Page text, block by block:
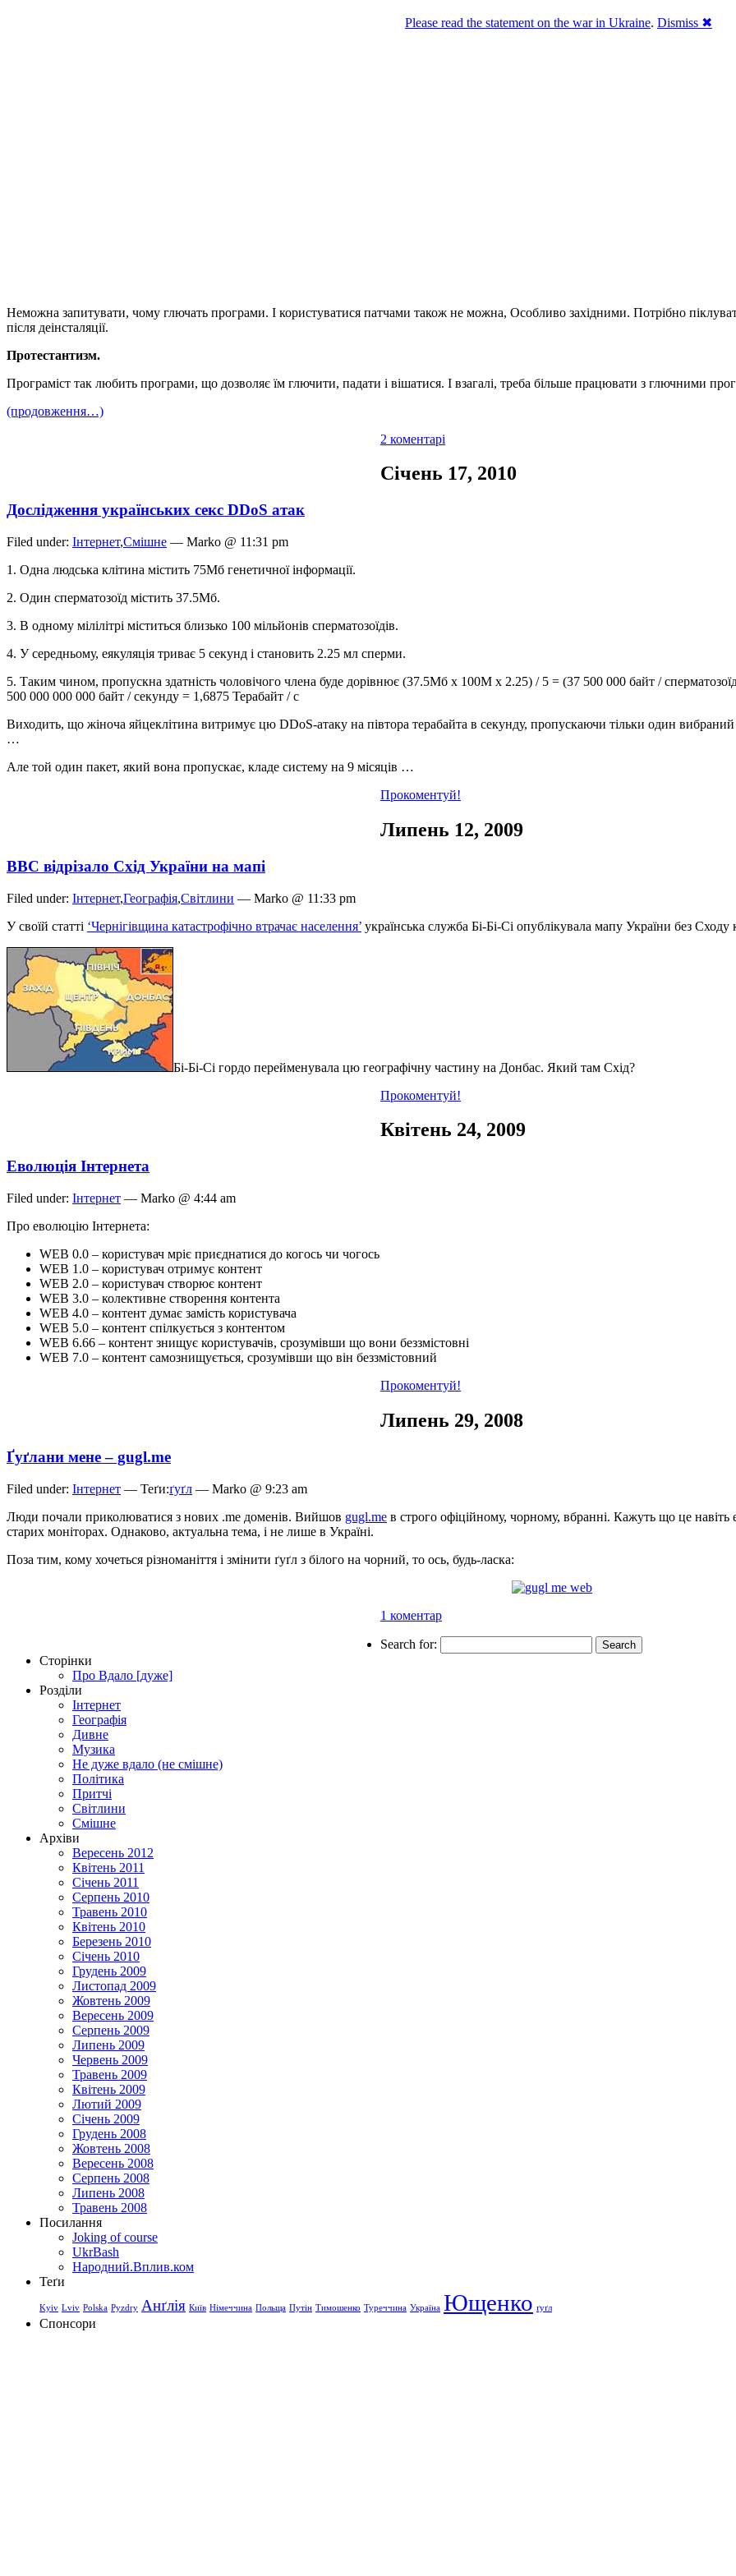
Неможна запитувати, чому глючать програми. І користуватися патчами також не можна, Особливо західними. Потрібно
після деінсталяції.
Протестантизм.
Програміст так любить програми, що дозволяє їм глючити, падати і вішатися. І взагалі, треба більше працювати з глючними
(продовження…)
2 коментарі
Січень 17, 2010
Дослідження українських секс DDoS атак
Filed under: Інтернет,Смішне — Marko @ 11:31 pm
1. Одна людська клітина містить 75Мб генетичної інформації.
2. Один сперматозоїд містить 37.5Мб.
3. В одному мілілітрі міститься близько 100 мільйонів сперматозоїдів.
4. У середньому, еякуляція триває 5 секунд і становить 2.25 мл сперми.
5. Таким чином, пропускна здатність чоловічого члена буде дорівнює (37.5Мб x 100M x 2.25) / 5 = (37 500 000 байт /
500 000 000 000 байт / секунду = 1,6875 Терабайт / с
Виходить, що жіноча яйцеклітина витримує цю DDoS-атаку на півтора терабайта в секунду, пропускаючи тільки один
…
Але той один пакет, який вона пропускає, кладе систему на 9 місяців …
Прокоментуй!
Липень 12, 2009
BBC відрізало Схід України на мапі
Filed under: Інтернет,Географія,Світлини — Marko @ 11:33 pm
У своїй статті ‘Чернігівщина катастрофічно втрачає населення’ українська служба Бі-Бі-Сі опублікувала мапу України без Сходу
Бі-Бі-Сі гордо перейменувала цю географічну частину на Донбас. Який там Схід?
Прокоментуй!
Квітень 24, 2009
Еволюція Інтернета
Filed under: Інтернет — Marko @ 4:44 am
Про еволюцію Інтернета:
WEB 0.0 – користувач мріє приєднатися до когось чи чогось
WEB 1.0 – користувач отримує контент
WEB 2.0 – користувач створює контент
WEB 3.0 – колективне створення контента
WEB 4.0 – контент думає замість користувача
WEB 5.0 – контент спілкується з контентом
WEB 6.66 – контент знищує користувачів, срозумівши що вони беззмістовні
WEB 7.0 – контент самознищується, срозумівши що він беззмістовний
Прокоментуй!
Липень 29, 2008
Ґуґлани мене – gugl.me
Filed under: Інтернет — Теґи:ґуґл — Marko @ 9:23 am
Люди почали приколюватися з нових .me доменів. Вийшов gugl.me в строго офіційному, чорному, вбранні. Кажуть що це
старих моніторах. Однаково, актуальна тема, і не лише в Україні.
Поза тим, кому хочеться різноманіття і змінити ґуґл з білого на чорний, то ось, будь-ласка:
1 коментар
Search for:
Сторінки
Про Вдало [дуже]
Розділи
Інтернет
Географія
Дивне
Музика
Не дуже вдало (не смішне)
Політика
Притчі
Світлини
Смішне
Архіви
Вересень 2012
Квітень 2011
Січень 2011
Серпень 2010
Травень 2010
Квітень 2010
Березень 2010
Січень 2010
Грудень 2009
Листопад 2009
Жовтень 2009
Вересень 2009
Серпень 2009
Липень 2009
Червень 2009
Травень 2009
Квітень 2009
Лютий 2009
Січень 2009
Грудень 2008
Жовтень 2008
Вересень 2008
Серпень 2008
Липень 2008
Травень 2008
Посилання
Joking of course
UkrBash
Народний.Вплив.ком
Теґи
Kyiv Lviv Polska Pyzdry Анґлія Київ Німеччина Польща Путін Тимошенко Туреччина Україна Ющенко ґуґл
Спонсори
Please read the statement on the war in Ukraine. Dismiss ✖